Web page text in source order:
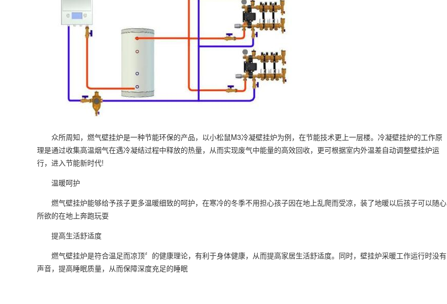
众所周知，燃气壁挂炉是一种节能环保的产品，以小松鼠M3冷凝壁挂炉为例，在节能技术更上一层楼。冷凝壁挂炉的工作原
理是通过收集高温烟气在遇冷凝结过程中释放的热量，从而实现废气中能量的高效回收，更可根据室内外温差自动调整壁挂炉运
行，进入节能新时代!
温暖呵护
燃气壁挂炉能够给予孩子更多温暖细致的呵护，在寒冷的冬季不用担心孩子因在地上乱爬而受凉，装了地暖以后孩子可以随心
所欲的在地上奔跑玩耍
提高生活舒适度
燃气壁挂炉是符合温足而凉顶〞的健康理论，有利于身体健康，从而提高家居生活舒适度。同时，壁挂炉采暖工作运行时没有
声音，提高睡眠质量，从而保障深度充足的睡眠